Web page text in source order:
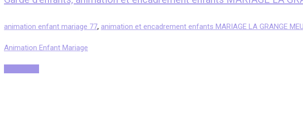
animation enfant mariage 77, animation et encadrement enfants MARIAGE LA GRANGE
Animation Enfant Mariage